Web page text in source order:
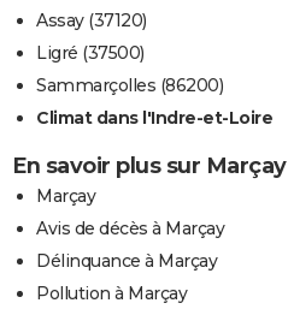
Assay (37120)
Ligré (37500)
Sammarçolles (86200)
Climat dans l'Indre-et-Loire
En savoir plus sur Marçay
Marçay
Avis de décès à Marçay
Délinquance à Marçay
Pollution à Marçay